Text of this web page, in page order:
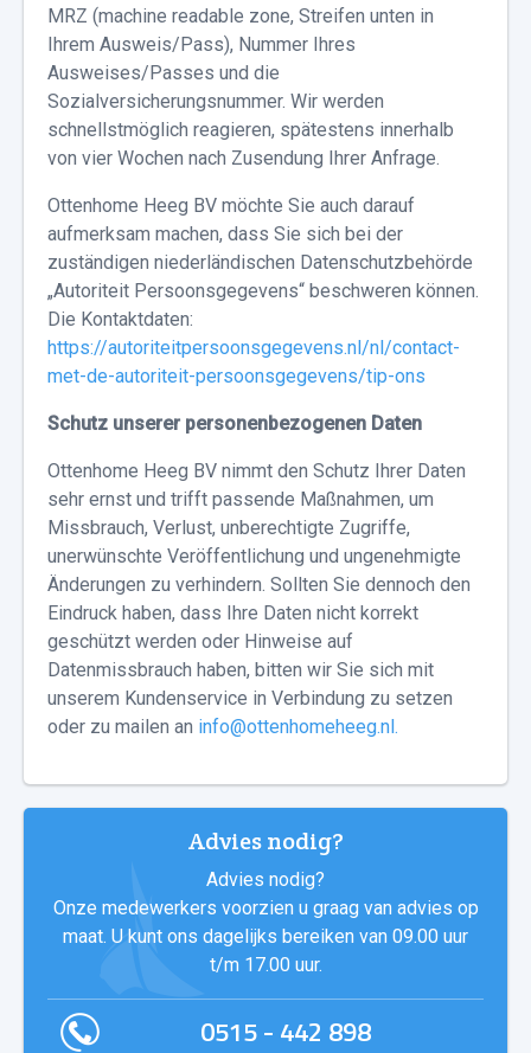
MRZ (machine readable zone, Streifen unten in
Ihrem Ausweis/Pass), Nummer Ihres
Ausweises/Passes und die
Sozialversicherungsnummer. Wir werden
schnellstmöglich reagieren, spätestens innerhalb
von vier Wochen nach Zusendung Ihrer Anfrage.
Ottenhome Heeg BV möchte Sie auch darauf
aufmerksam machen, dass Sie sich bei der
zuständigen niederländischen Datenschutzbehörde
„Autoriteit Persoonsgegevens“ beschweren können.
Die Kontaktdaten:
https://autoriteitpersoonsgegevens.nl/nl/contact-
met-de-autoriteit-persoonsgegevens/tip-ons
Schutz unserer personenbezogenen Daten
Ottenhome Heeg BV nimmt den Schutz Ihrer Daten
sehr ernst und trifft passende Maßnahmen, um
Missbrauch, Verlust, unberechtigte Zugriffe,
unerwünschte Veröffentlichung und ungenehmigte
Änderungen zu verhindern. Sollten Sie dennoch den
Eindruck haben, dass Ihre Daten nicht korrekt
geschützt werden oder Hinweise auf
Datenmissbrauch haben, bitten wir Sie sich mit
unserem Kundenservice in Verbindung zu setzen
oder zu mailen an info@ottenhomeheeg.nl.
Advies nodig?
Advies nodig?
Onze medewerkers voorzien u graag van advies op
maat. U kunt ons dagelijks bereiken van 09.00 uur
t/m 17.00 uur.
0515 - 442 898